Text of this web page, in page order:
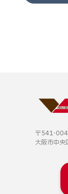
〒541-
大阪市中